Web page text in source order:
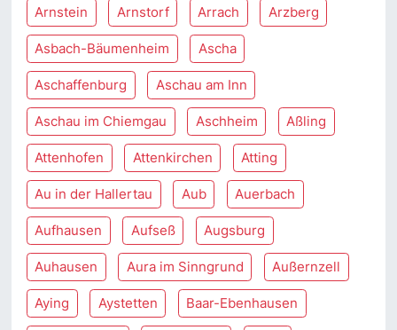
Arnstein Arnstorf Arrach Arzberg
Asbach-Bäumenheim Ascha
Aschaffenburg Aschau am Inn
Aschau im Chiemgau Aschheim Aßling
Attenhofen Attenkirchen Atting
Au in der Hallertau Aub Auerbach
Aufhausen Aufseß Augsburg
Auhausen Aura im Sinngrund Außernzell
Aying Aystetten Baar-Ebenhausen